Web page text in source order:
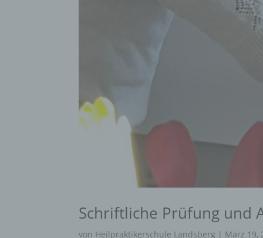
Schriftliche Prüfung und
von Heilpraktikerschule Landsberg | März 19,